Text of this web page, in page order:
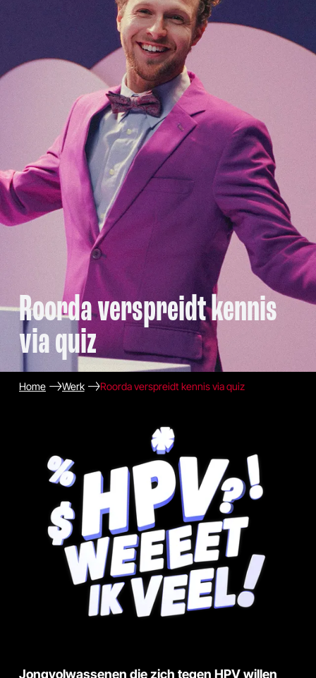
Roorda verspreidt kennis
via quiz
Home Werk Roorda verspreidt kennis via quiz
Jongvolwassenen die zich tegen HPV willen